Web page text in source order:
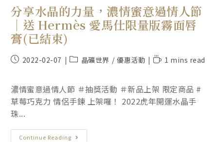
分享水晶的力量，濃情蜜意過情人節
｜送 Hermès 愛馬仕限量版霧面唇
膏(已結束)
2022-02-07 晶礦世界 / 優惠活動 1 mins read
濃情蜜意過情人節 ＃抽獎活動 ＃新品上架 限定商品 #
草莓巧克力 情侶手鍊 上架囉！ 2022虎年開運水晶手
珠...
Continue Reading